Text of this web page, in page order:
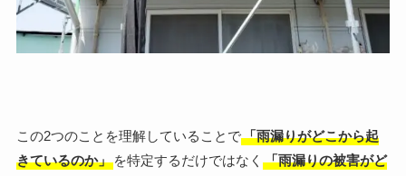
この2つのことを理解していることで「雨漏りがどこから起
きているのか」を特定するだけではなく 「雨漏りの被害がど